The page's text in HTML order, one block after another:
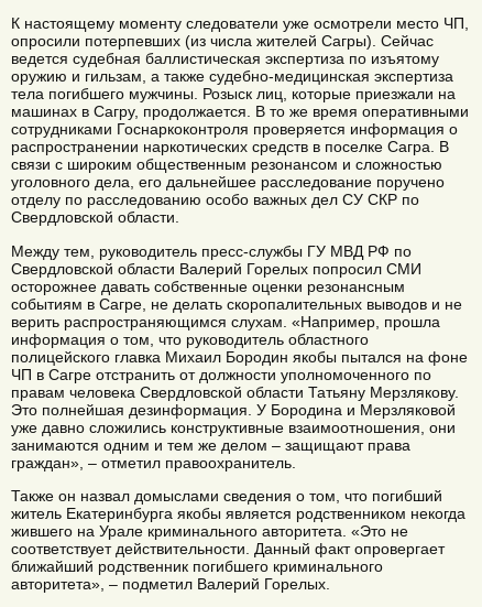
К настоящему моменту следователи уже осмотрели место ЧП,
опросили потерпевших (из числа жителей Сагры). Сейчас
ведется судебная баллистическая экспертиза по изъятому
оружию и гильзам, а также судебно-медицинская экспертиза
тела погибшего мужчины. Розыск лиц, которые приезжали на
машинах в Сагру, продолжается. В то же время оперативными
сотрудниками Госнаркоконтроля проверяется информация о
распространении наркотических средств в поселке Сагра. В
связи с широким общественным резонансом и сложностью
уголовного дела, его дальнейшее расследование поручено
отделу по расследованию особо важных дел СУ СКР по
Свердловской области.
Между тем, руководитель пресс-службы ГУ МВД РФ по
Свердловской области Валерий Горелых попросил СМИ
осторожнее давать собственные оценки резонансным
событиям в Сагре, не делать скоропалительных выводов и не
верить распространяющимся слухам. «Например, прошла
информация о том, что руководитель областного
полицейского главка Михаил Бородин якобы пытался на фоне
ЧП в Сагре отстранить от должности уполномоченного по
правам человека Свердловской области Татьяну Мерзлякову.
Это полнейшая дезинформация. У Бородина и Мерзляковой
уже давно сложились конструктивные взаимоотношения, они
занимаются одним и тем же делом – защищают права
граждан», – отметил правоохранитель.
Также он назвал домыслами сведения о том, что погибший
житель Екатеринбурга якобы является родственником некогда
жившего на Урале криминального авторитета. «Это не
соответствует действительности. Данный факт опровергает
ближайший родственник погибшего криминального
авторитета», – подметил Валерий Горелых.